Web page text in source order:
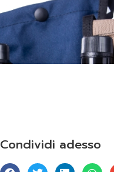
Condividi adesso